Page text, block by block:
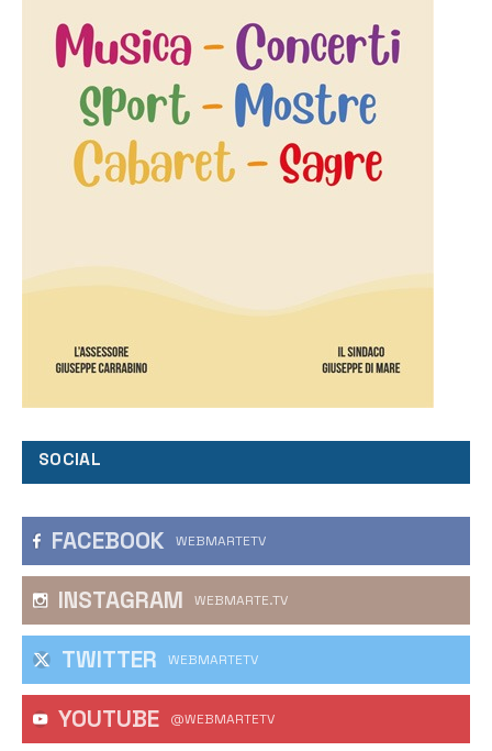
SOCIAL
FACEBOOK WEBMARTETV
INSTAGRAM WEBMARTE.TV
TWITTER WEBMARTETV
YOUTUBE @WEBMARTETV